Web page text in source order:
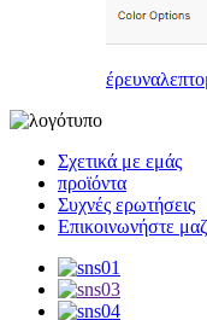
έρευνα
Σχετικά με εμάς
προϊόντα
Συχνές ερωτήσεις
Επικοινωνήστε